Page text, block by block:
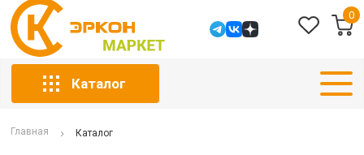
0
Каталог
Главная Каталог